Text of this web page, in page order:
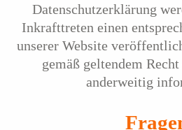
Datenschutzerklärung
Inkrafttreten einen
unserer Website
gemäß geltendem
anderweitig